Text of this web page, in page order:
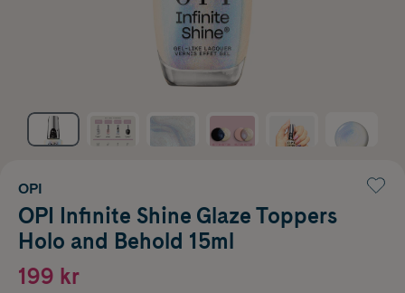
OPI
OPI Infinite Shine Glaze Toppers
Holo and Behold 15ml
199 kr